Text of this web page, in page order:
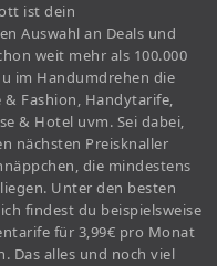
ist dein
Auswahl an Deals und
weit mehr als 100.000
im Handumdrehen die
& Fashion, Handytarife,
& Hotel uvm. Sei dabei,
nächsten Preisknaller
die mindestens
Unter den besten
findest du beispielsweise
für 3,99€ pro Monat
Das alles und noch viel